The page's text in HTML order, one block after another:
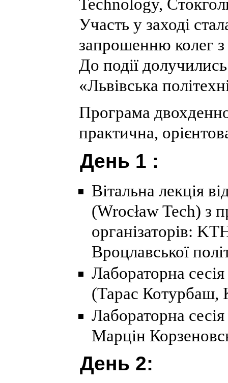
Technology,
Участь у заході
запрошенню колег з
До події
«Львівська
Програма
практична,
День 1 :
Вітальна лекція
(Wrocław Tech) з
організаторів:
Вроцлавської
Лабораторна
(Тарас Котурбаш,
Лабораторна
Марцін
День 2: